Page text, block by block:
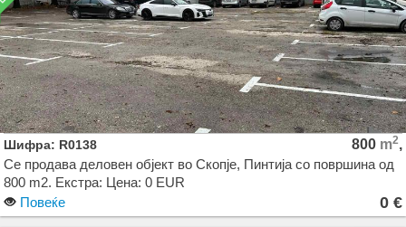
со вкупна површина од 3.505 м2.
Шифра: R0138 800 m2,
Се продава деловен објект во Скопје, Пинтија со површина од
800 m2. Екстра: Цена: 0 EUR
Повеќе
0 €